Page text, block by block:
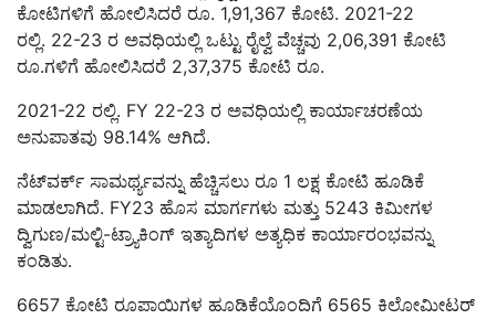
ಕೋಟಿಗಳಿಗೆ ಹೋಲಿಸಿದರೆ ರೂ. 1,91,367 ಕೋಟಿ. 2021-22
ರಲ್ಲಿ. 22-23 ರ ಅವಧಿಯಲ್ಲಿ ಒಟ್ಟು ರೈಲ್ವೆ ವೆಚ್ಚವು 2,06,391 ಕೋಟಿ
ರೂ.ಗಳಿಗೆ ಹೋಲಿಸಿದರೆ 2,37,375 ಕೋಟಿ ರೂ.
2021-22 ರಲ್ಲಿ. FY 22-23 ರ ಅವಧಿಯಲ್ಲಿ ಕಾರ್ಯಾಚರಣೆಯ
ಅನುಪಾತವು 98.14% ಆಗಿದೆ.
ನೆಟ್‌ವರ್ಕ್ ಸಾಮರ್ಥ್ಯವನ್ನು ಹೆಚ್ಚಿಸಲು ರೂ 1 ಲಕ್ಷ ಕೋಟಿ ಹೂಡಿಕೆ
ಮಾಡಲಾಗಿದೆ. FY23 ಹೊಸ ಮಾರ್ಗಗಳು ಮತ್ತು 5243 ಕಿಮೀಗಳ
ದ್ವಿಗುಣ/ಮಲ್ಟಿ-ಟ್ರ್ಯಾಕಿಂಗ್ ಇತ್ಯಾದಿಗಳ ಅತ್ಯಧಿಕ ಕಾರ್ಯಾರಂಭವನ್ನು
ಕಂಡಿತು.
6657 ಕೋಟಿ ರೂಪಾಯಿಗಳ ಹೂಡಿಕೆಯೊಂದಿಗೆ 6565 ಕಿಲೋಮೀಟರ್